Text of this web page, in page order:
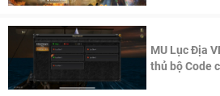
MU Lục Địa
thủ bộ Code